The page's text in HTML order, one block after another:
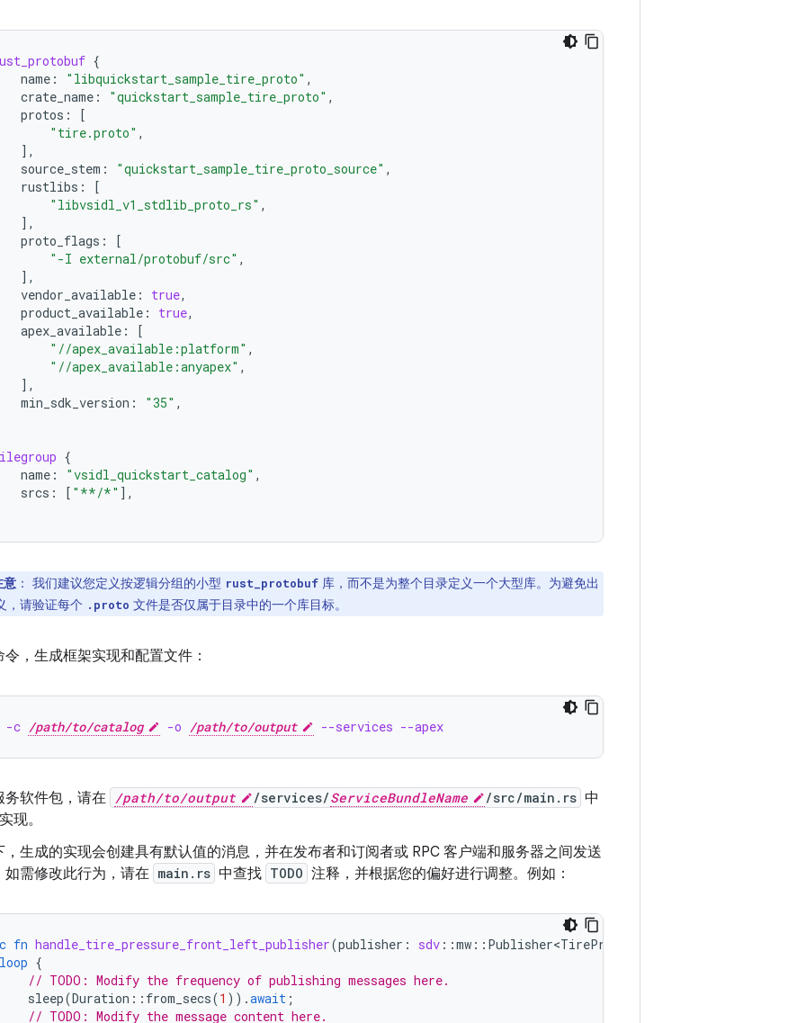
{
name : "libquickstart_sample_tire_proto" ,
crate_name : "quickstart_sample_tire_proto" ,
protos :
[
"tire.proto" ,
],
source_stem : "quickstart_sample_tire_proto_source" ,
rustlibs :
[
"libvsidl_v1_stdlib_proto_rs" ,
],
proto_flags :
[
"-I external/protobuf/src" ,
],
vendor_available : true,
product_available : true,
apex_available :
[
"//apex_available:platform" ,
"//apex_available:anyapex" ,
],
min_sdk_version : "35" ,
{
name : "vsidl_quickstart_catalog" ,
srcs : [ "**/*" ],
意 ： 我们建议您定义按逻辑分组的小型 rust_protobuf 库，而不是为整个目录定义一个大型库。为避免出
，请验证每个 .proto 文件是否仅属于目录中的一个库目标。
，生成框架实现和配置文件：
-c /path/to/catalog -o /path/to/output --services --apex
务软件包，请在 /path/to/output /services/ServiceBundleName /src/main.rs 中
现。
，生成的实现会创建具有默认值的消息，并在发布者和订阅者或 RPC 客户端和服务器之间发送
如需修改此行为，请在 main.rs 中查找 TODO 注释，并根据您的偏好进行调整。例如：
fn handle_tire_pressure_front_left_publisher(publisher : sdv ::mw :: Publisher<TirePressure>
loop {
// TODO: Modify the frequency of publishing messages here.
sleep(Duration :: from_secs(1 )).await ;
// TODO: Modify the message content here.